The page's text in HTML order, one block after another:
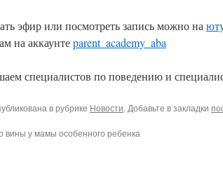
эфир или посмотреть запись можно на
на аккаунтеparent_academy_aba
специалистов по поведению и
в рубрике Новости. Добавьте в закладки
вины у мамы особенного ребенка